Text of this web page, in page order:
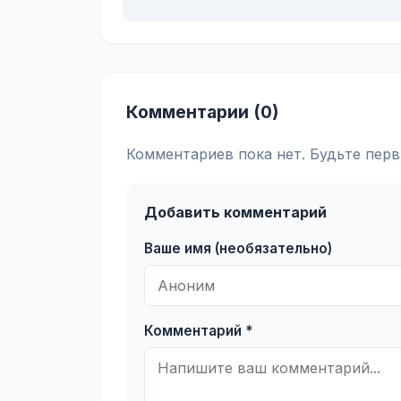
Комментарии (0)
Комментариев пока нет. Будьте
Добавить комментарий
Ваше имя (необязательно)
Комментарий *